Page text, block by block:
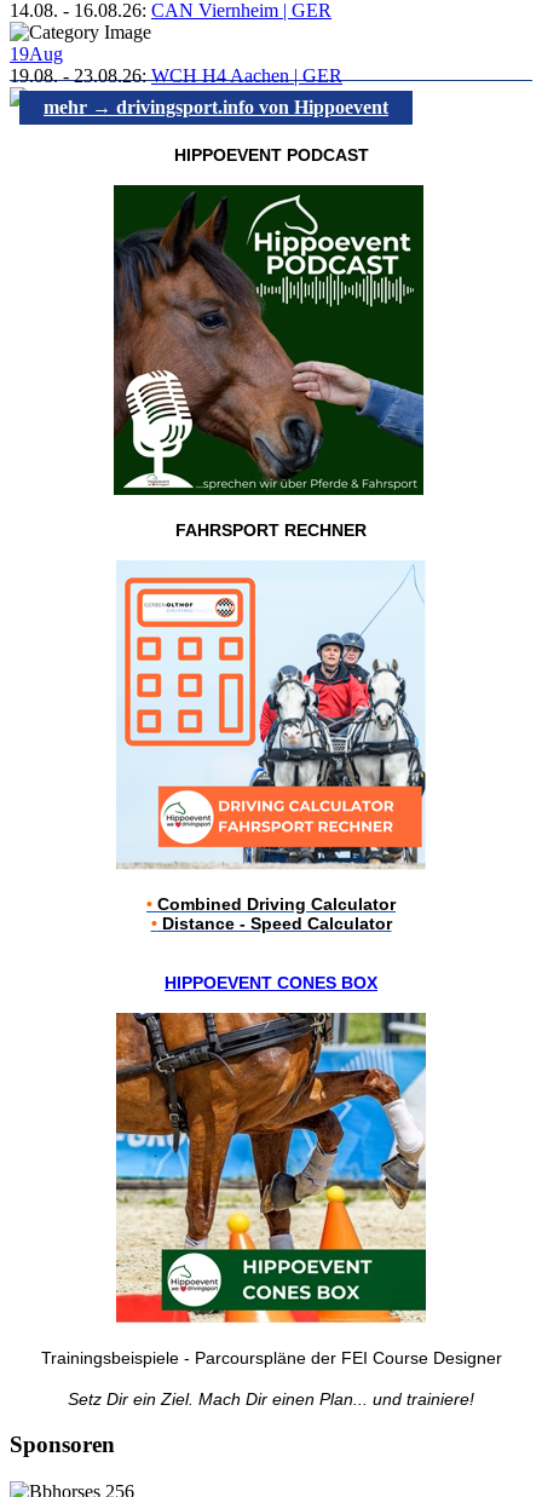
14.08. - 16.08.26: CAN Viernheim | GER
19Aug
19.08.-23.08.26:WCH H4 Aachen | GER
mehr → drivingsport.info von Hippoevent
HIPPOEVENT PODCAST
FAHRSPORT RECHNER
• Combined Driving Calculator
•Distance - Speed Calculator
HIPPOEVENT CONES BOX
Trainingsbeispiele - Parcourspläne der FEI Course Designer
Setz Dir ein Ziel. Mach Dir einen Plan... und trainiere!
Sponsoren